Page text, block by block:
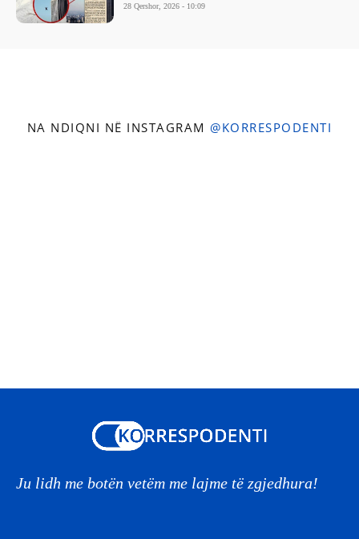
28 Qershor, 2026 - 10:09
NA NDIQNI NË INSTAGRAM @KORRESPODENTI
Ju lidh me botën vetëm me lajme të zgjedhura!